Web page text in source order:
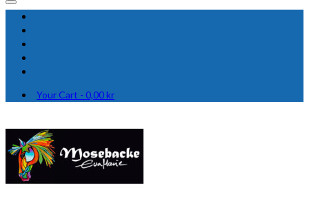
Your Cart - 0,00kr